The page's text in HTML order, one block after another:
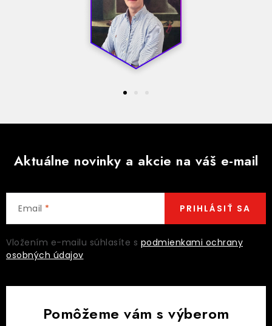
Aktuálne novinky a akcie na váš e-mail
Email
Vložením e-mailu súhlasíte s podmienkami ochrany
osobných údajov
PRIHLÁSIŤ SA
Pomôžeme vám s výberom